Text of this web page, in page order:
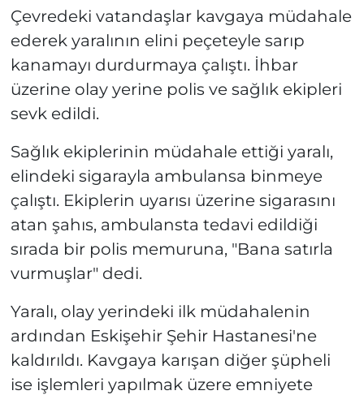
Çevredeki vatandaşlar kavgaya müdahale
ederek yaralının elini peçeteyle sarıp
kanamayı durdurmaya çalıştı. İhbar
üzerine olay yerine polis ve sağlık ekipleri
sevk edildi.
Sağlık ekiplerinin müdahale ettiği yaralı,
elindeki sigarayla ambulansa binmeye
çalıştı. Ekiplerin uyarısı üzerine sigarasını
atan şahıs, ambulansta tedavi edildiği
sırada bir polis memuruna, "Bana satırla
vurmuşlar" dedi.
Yaralı, olay yerindeki ilk müdahalenin
ardından Eskişehir Şehir Hastanesi'ne
kaldırıldı. Kavgaya karışan diğer şüpheli
ise işlemleri yapılmak üzere emniyete